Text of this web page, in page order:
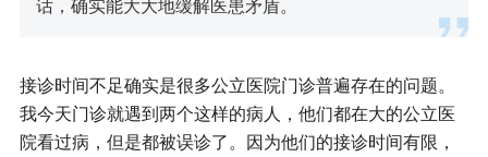
话，确实能大大地缓解医患矛盾。
接诊时间不足确实是很多公立医院门诊普遍存在的问题。
我今天门诊就遇到两个这样的病人，他们都在大的公立医
院看过病，但是都被误诊了。因为他们的接诊时间有限，